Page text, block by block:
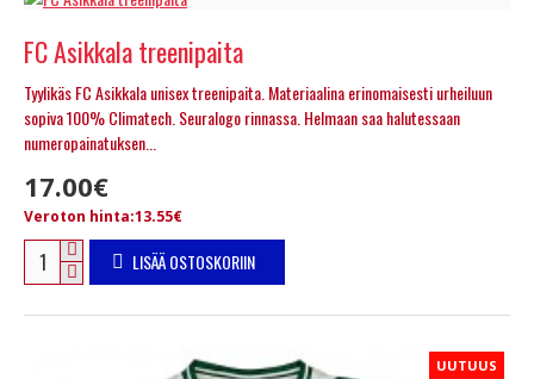
FC Asikkala treenipaita
Tyylikäs FC Asikkala unisex treenipaita. Materiaalina erinomaisesti urheiluun
sopiva 100% Climatech. Seuralogo rinnassa. Helmaan saa halutessaan
numeropainatuksen...
17.00€
Veroton hinta:13.55€
LISÄÄ OSTOSKORIIN
UUTUUS